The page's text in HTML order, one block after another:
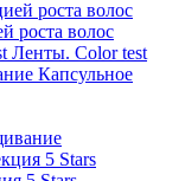
роста волос
Ленты. Color test
Капсульное